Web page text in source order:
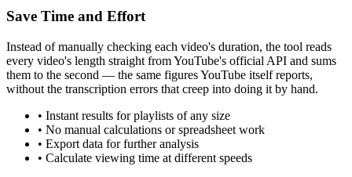
Save Time and Effort
Instead of manually checking each video's duration, the tool reads
every video's length straight from YouTube's official API and sums
them to the second — the same figures YouTube itself reports,
without the transcription errors that creep into doing it by hand.
• Instant results for playlists of any size
• No manual calculations or spreadsheet work
• Export data for further analysis
• Calculate viewing time at different speeds